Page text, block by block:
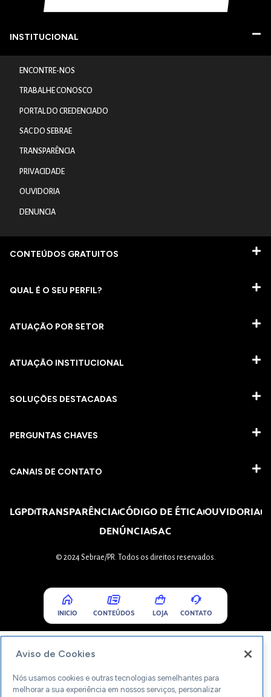
INSTITUCIONAL
ENCONTRE-NOS
TRABALHE CONOSCO
PORTAL DO CREDENCIADO
SAC DO SEBRAE
TRANSPARÊNCIA
PRIVACIDADE
OUVIDORIA
DENUNCIA
CONTEÚDOS GRATUITOS
QUAL É O SEU PERFIL?
ATUAÇÃO POR SETOR
ATUAÇÃO INSTITUCIONAL
SOLUÇÕES DESTACADAS
PERGUNTAS CHAVES​
CANAIS DE CONTATO
LGPDTRANSPARÊNCIACÓDIGO DE ÉTICAOUVIDORIA
DENÚNCIASAC
© 2024 Sebrae/PR. Todos os direitos reservados.
INICIO CONTEÚDOS LOJA CONTATO
Aviso de Cookies
Nós usamos cookies e outras tecnologias semelhantes para
melhorar a sua experiência em nossos serviços, personalizar